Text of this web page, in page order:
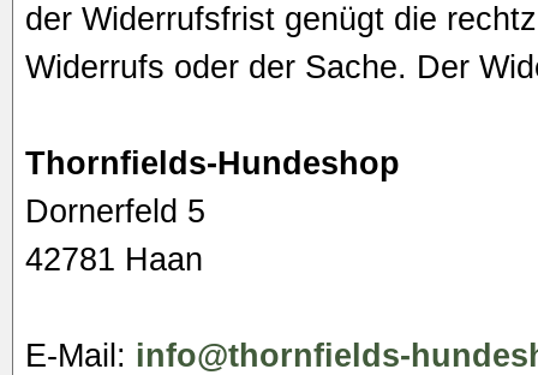
der Widerrufsfrist genügt die
Widerrufs oder der Sache. Der
Thornfields-Hundeshop
Dornerfeld 5
42781 Haan
E-Mail: info@thornfields-